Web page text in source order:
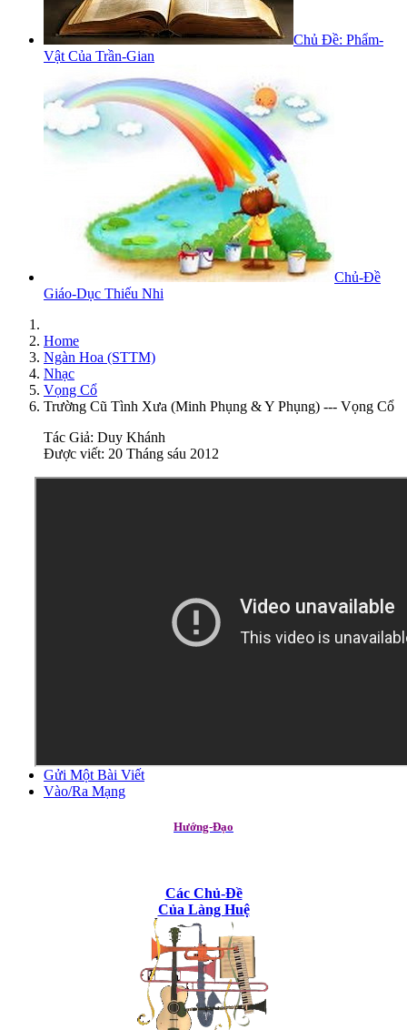
Chủ Đề: Phẩm-
Vật Của Trần-Gian
Chủ-Đề
Giáo-Dục Thiếu Nhi
Home
Ngàn Hoa (STTM)
Nhạc
Vọng Cổ
Trường Cũ Tình Xưa (Minh Phụng & Y Phụng) --- Vọng Cổ
Tác Giả: Duy Khánh
Được viết: 20 Tháng sáu 2012
Gửi Một Bài Viết
Vào/Ra Mạng
Hướng-Đạo
Các Chủ-Đề
Của Làng Huệ